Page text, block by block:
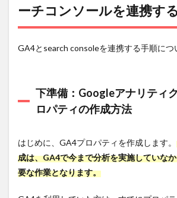
ィクス
（GA4）
を立ち上
コンソ
ールと
の連携
手順3.
サーチ
コンソ
ールの
ティと
ーチコンソールを連携す
GA4とsearch consoleを連携する手順につ
下準備：Googleアナリティ
ロパティの作成方法
はじめに、GA4プロパティを作成します。
成は、GA4で今まで分析を実施していな
要な作業となります。